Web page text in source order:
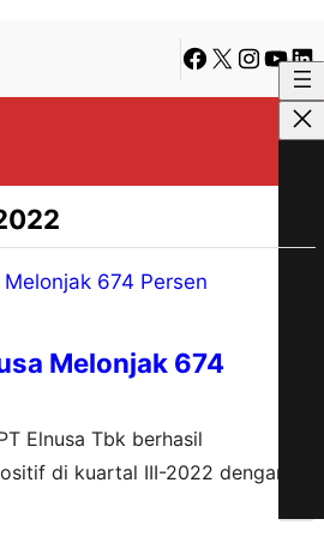
Facebook
X Instagram
Melonjak 674
Elnusa Tbk berhasil
di kuartal III-2022 dengan